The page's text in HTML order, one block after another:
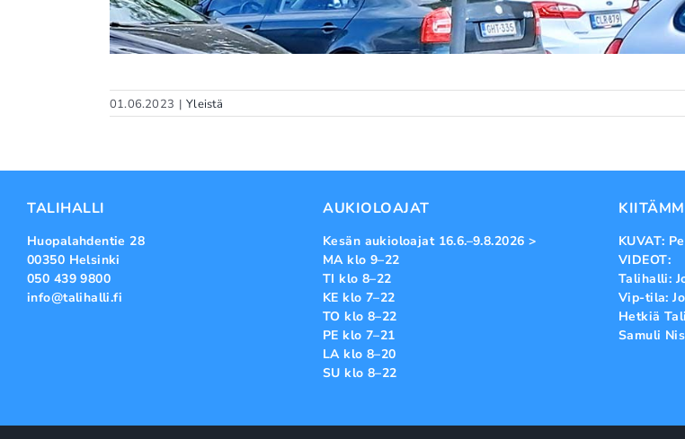
01.06.2023 | Yleistä
TALIHALLI
Huopalahdentie 28
00350 Helsinki
050 439 9800
info@talihalli.fi
AUKIOLOAJAT
Kesän aukioloajat 16.6.–9.8.2026 >
MA klo 9–22
TI klo 8–22
KE klo 7–22
TO klo 8–22
PE klo 7–21
LA klo 8–20
SU klo 8–22
KUVAT:
VIDEOT:
Talihalli:
Vip-tila:
Hetkiä
Samuli